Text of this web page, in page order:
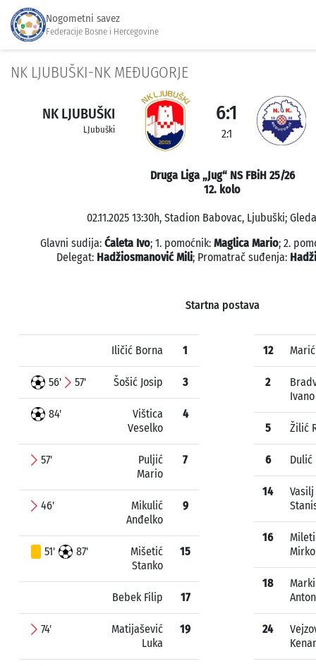
Nogometni savez
Federacije Bosne i Hercegovine
NK LJUBUŠKI-NK MEĐUGORJE
NK LJUBUŠKI
LJubuški
6:1
2:1
Druga Liga „Jug“ NS FBiH 25/26
12. kolo
02.11.2025 13:30h, Stadion Babovac, Ljubuški;
Glavni sudija: Ćaleta Ivo; 1. pomoćnik: Maglica Mario; 2.
Delegat: Hadžiosmanović Mili; Promatrač suđenja:
Startna postava
Iličić Borna 1
56' 57' Šošić Josip 3
84'
Vištica
Veselko
4
57'
Puljić
Mario
7
46'
Mikulić
Anđelko
9
51' 87'
Mišetić
Stanko
15
Bebek Filip 17
74'
Matijašević
Luka
19
12
2
Ivano
5 Žilić
6 Dulić
14
Vasilj
16
Mirko
18
24